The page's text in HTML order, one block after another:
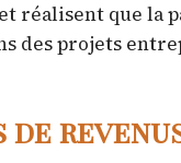
réalisent que la
des projets